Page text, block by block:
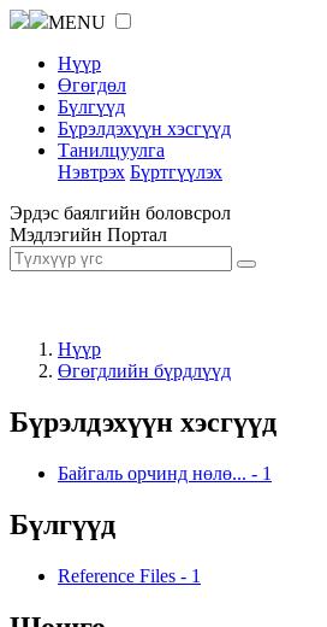
MENU
Нүүр
Өгөгдөл
Бүлгүүд
Бүрэлдэхүүн хэсгүүд
Танилцуулга
Нэвтрэх Бүртгүүлэх
Эрдэс баялгийн боловсрол
Мэдлэгийн Портал
Нүүр
Өгөгдлийн бүрдлүүд
Бүрэлдэхүүн хэсгүүд
Байгаль орчинд нөлө... - 1
Бүлгүүд
Reference Files - 1